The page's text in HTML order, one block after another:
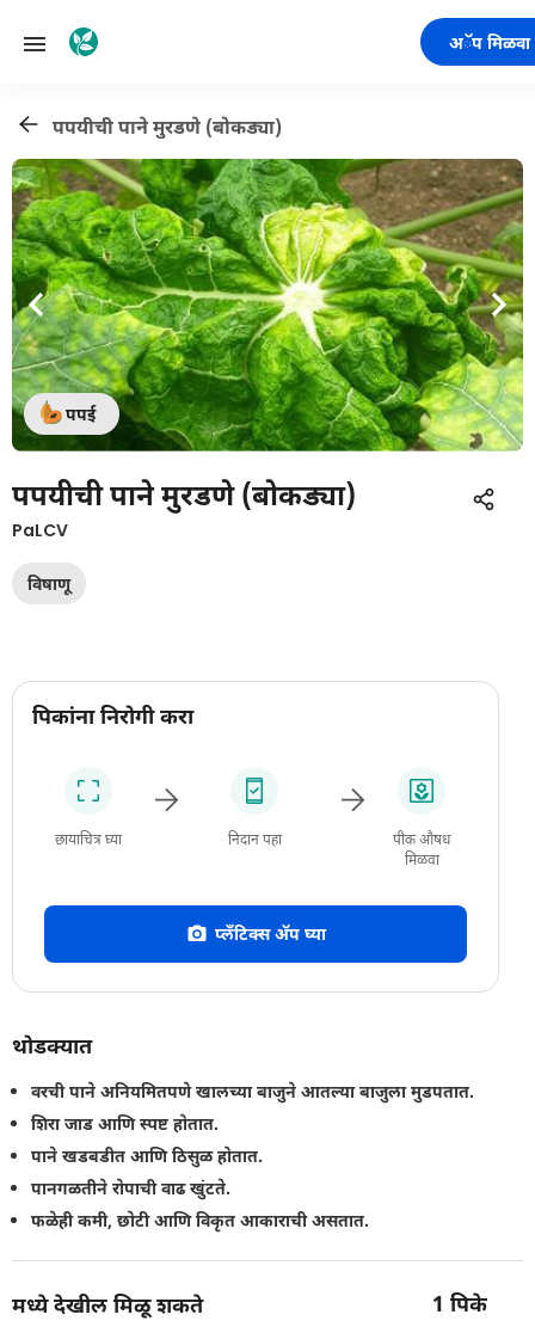
अॅप मिळवा
पपयीची पाने मुरडणे (बोकड्या)
पपई
पपयीची पाने मुरडणे (बोकड्या)
PaLCV
विषाणू
पिकांना निरोगी करा
छायाचित्र घ्या निदान पहा
पीक औषध
मिळवा
प्लँटिक्स अ‍ॅप घ्या
थोडक्यात
वरची पाने अनियमितपणे खालच्या बाजुने आतल्या बाजुला मुडपतात.
शिरा जाड आणि स्पष्ट होतात.
पाने खडबडीत आणि ठिसुळ होतात.
पानगळतीने रोपाची वाढ खुंटते.
फळेही कमी, छोटी आणि विकृत आकाराची असतात.
मध्ये देखील मिळू शकते 1 पिके